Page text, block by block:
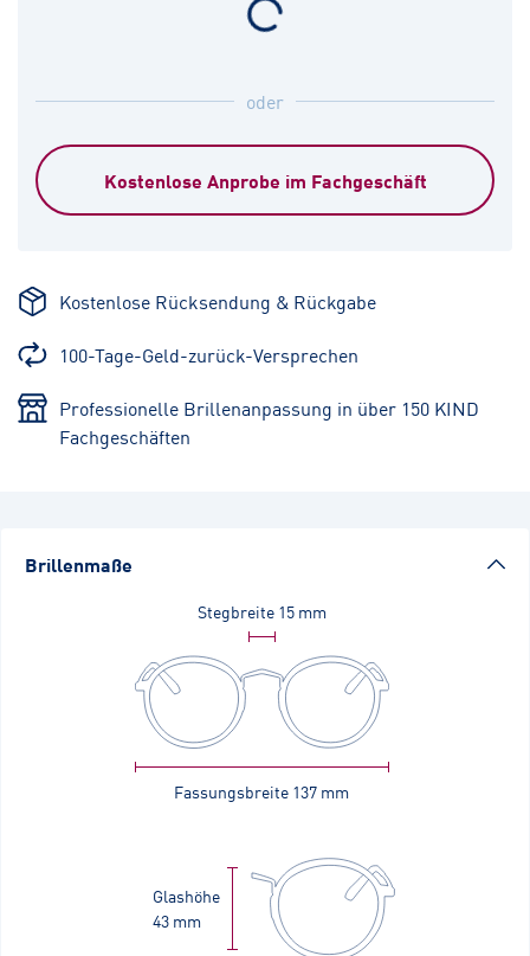
oder
Kostenlose Anprobe im Fachgeschäft
Kostenlose Rücksendung & Rückgabe
100-Tage-Geld-zurück-Versprechen
Professionelle Brillenanpassung in über 150 KIND
Fachgeschäften
Brillenmaße
Stegbreite 15 mm
Fassungsbreite 137 mm
Glashöhe
43 mm